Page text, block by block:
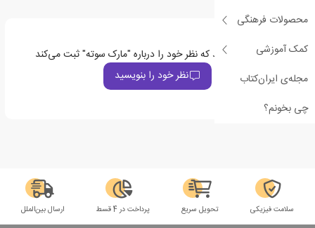
محصولات فرهنگی
کمک آموزشی
مجله‌ی ایران‌کتاب
چی بخونم؟
اولین نفری باشید که نظر خود را درباره "مارک سوته" ثبت می‌کند
نظر خود را بنویسید
سلامت فیزیکی تحویل سریع پرداخت در 4 قسط ارسال بین‌الملل